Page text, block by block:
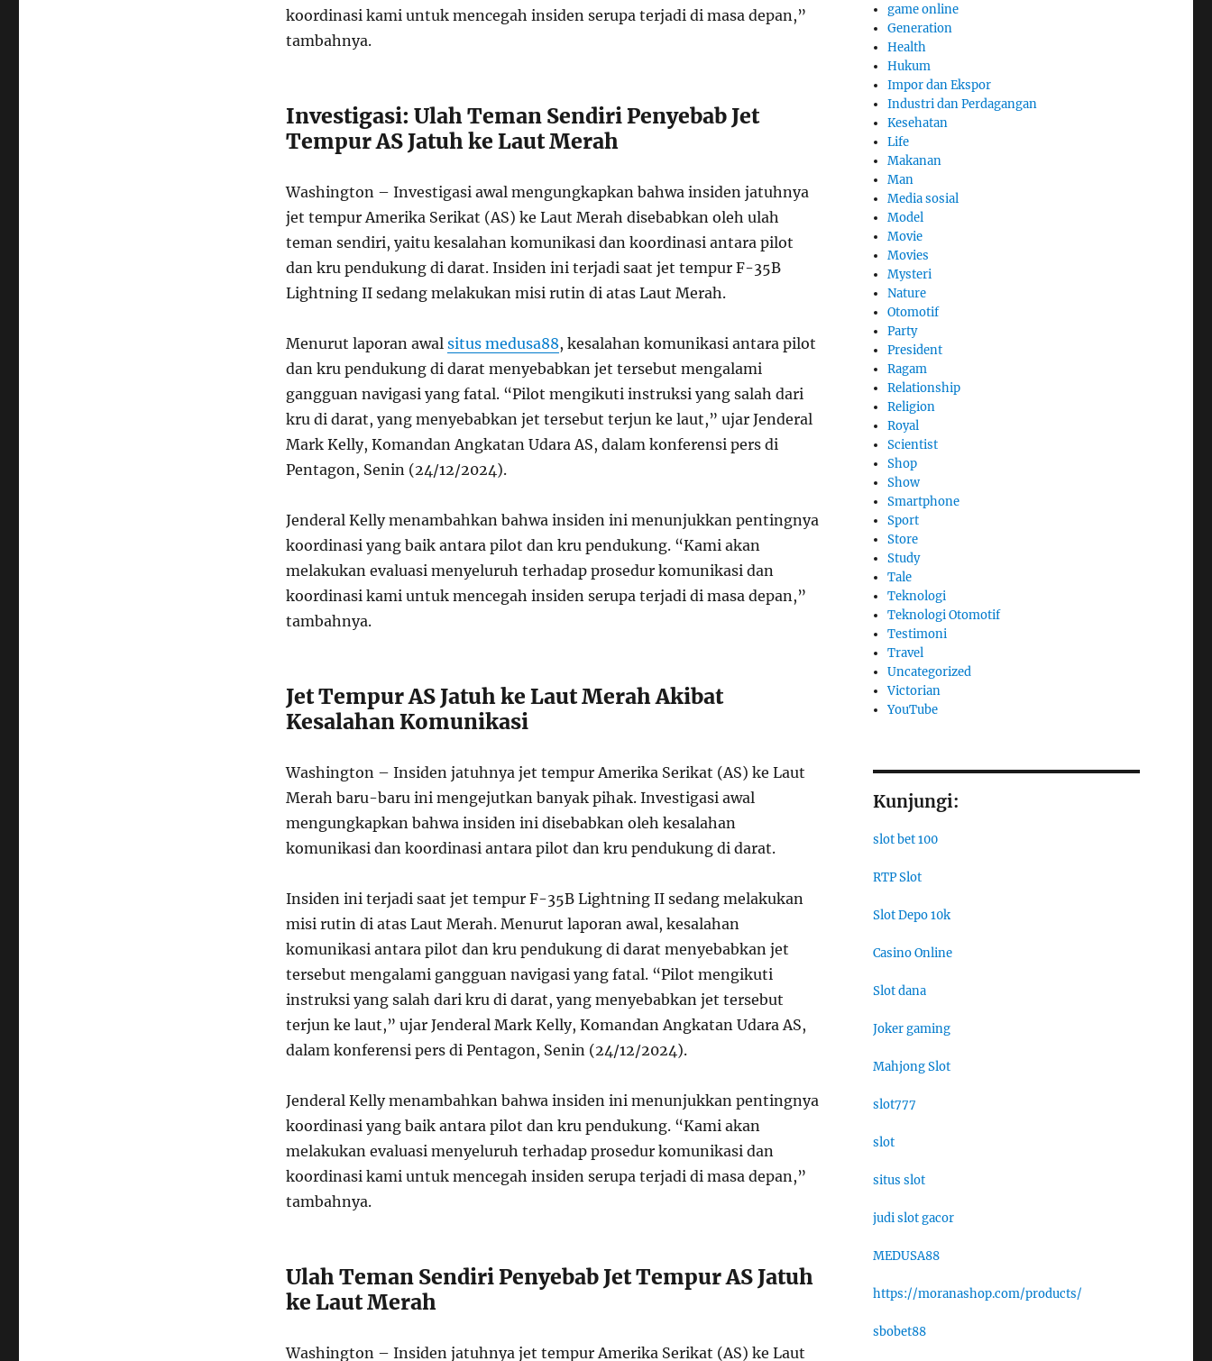
koordinasi kami untuk mencegah insiden serupa terjadi di masa depan,”
tambahnya.
Investigasi: Ulah Teman Sendiri Penyebab Jet
Tempur AS Jatuh ke Laut Merah
Washington – Investigasi awal mengungkapkan bahwa insiden jatuhnya
jet tempur Amerika Serikat (AS) ke Laut Merah disebabkan oleh ulah
teman sendiri, yaitu kesalahan komunikasi dan koordinasi antara pilot
dan kru pendukung di darat. Insiden ini terjadi saat jet tempur F-35B
Lightning II sedang melakukan misi rutin di atas Laut Merah.
Menurut laporan awal situs medusa88, kesalahan komunikasi antara pilot
dan kru pendukung di darat menyebabkan jet tersebut mengalami
gangguan navigasi yang fatal. “Pilot mengikuti instruksi yang salah dari
kru di darat, yang menyebabkan jet tersebut terjun ke laut,” ujar Jenderal
Mark Kelly, Komandan Angkatan Udara AS, dalam konferensi pers di
Pentagon, Senin (24/12/2024).
Jenderal Kelly menambahkan bahwa insiden ini menunjukkan pentingnya
koordinasi yang baik antara pilot dan kru pendukung. “Kami akan
melakukan evaluasi menyeluruh terhadap prosedur komunikasi dan
koordinasi kami untuk mencegah insiden serupa terjadi di masa depan,”
tambahnya.
Jet Tempur AS Jatuh ke Laut Merah Akibat
Kesalahan Komunikasi
Washington – Insiden jatuhnya jet tempur Amerika Serikat (AS) ke Laut
Merah baru-baru ini mengejutkan banyak pihak. Investigasi awal
mengungkapkan bahwa insiden ini disebabkan oleh kesalahan
komunikasi dan koordinasi antara pilot dan kru pendukung di darat.
Insiden ini terjadi saat jet tempur F-35B Lightning II sedang melakukan
misi rutin di atas Laut Merah. Menurut laporan awal, kesalahan
komunikasi antara pilot dan kru pendukung di darat menyebabkan jet
tersebut mengalami gangguan navigasi yang fatal. “Pilot mengikuti
instruksi yang salah dari kru di darat, yang menyebabkan jet tersebut
terjun ke laut,” ujar Jenderal Mark Kelly, Komandan Angkatan Udara AS,
dalam konferensi pers di Pentagon, Senin (24/12/2024).
Jenderal Kelly menambahkan bahwa insiden ini menunjukkan pentingnya
koordinasi yang baik antara pilot dan kru pendukung. “Kami akan
melakukan evaluasi menyeluruh terhadap prosedur komunikasi dan
koordinasi kami untuk mencegah insiden serupa terjadi di masa depan,”
tambahnya.
Ulah Teman Sendiri Penyebab Jet Tempur AS Jatuh
ke Laut Merah
Washington – Insiden jatuhnya jet tempur Amerika Serikat (AS) ke Laut
game online
Generation
Health
Hukum
Impor dan Ekspor
Industri dan Perdagangan
Kesehatan
Life
Makanan
Man
Media sosial
Model
Movie
Movies
Mysteri
Nature
Otomotif
Party
President
Ragam
Relationship
Religion
Royal
Scientist
Shop
Show
Smartphone
Sport
Store
Study
Tale
Teknologi
Teknologi Otomotif
Testimoni
Travel
Uncategorized
Victorian
YouTube
Kunjungi:
slot bet 100
RTP Slot
Slot Depo 10k
Casino Online
Slot dana
Joker gaming
Mahjong Slot
slot777
slot
situs slot
judi slot gacor
MEDUSA88
https://moranashop.com/products/
sbobet88